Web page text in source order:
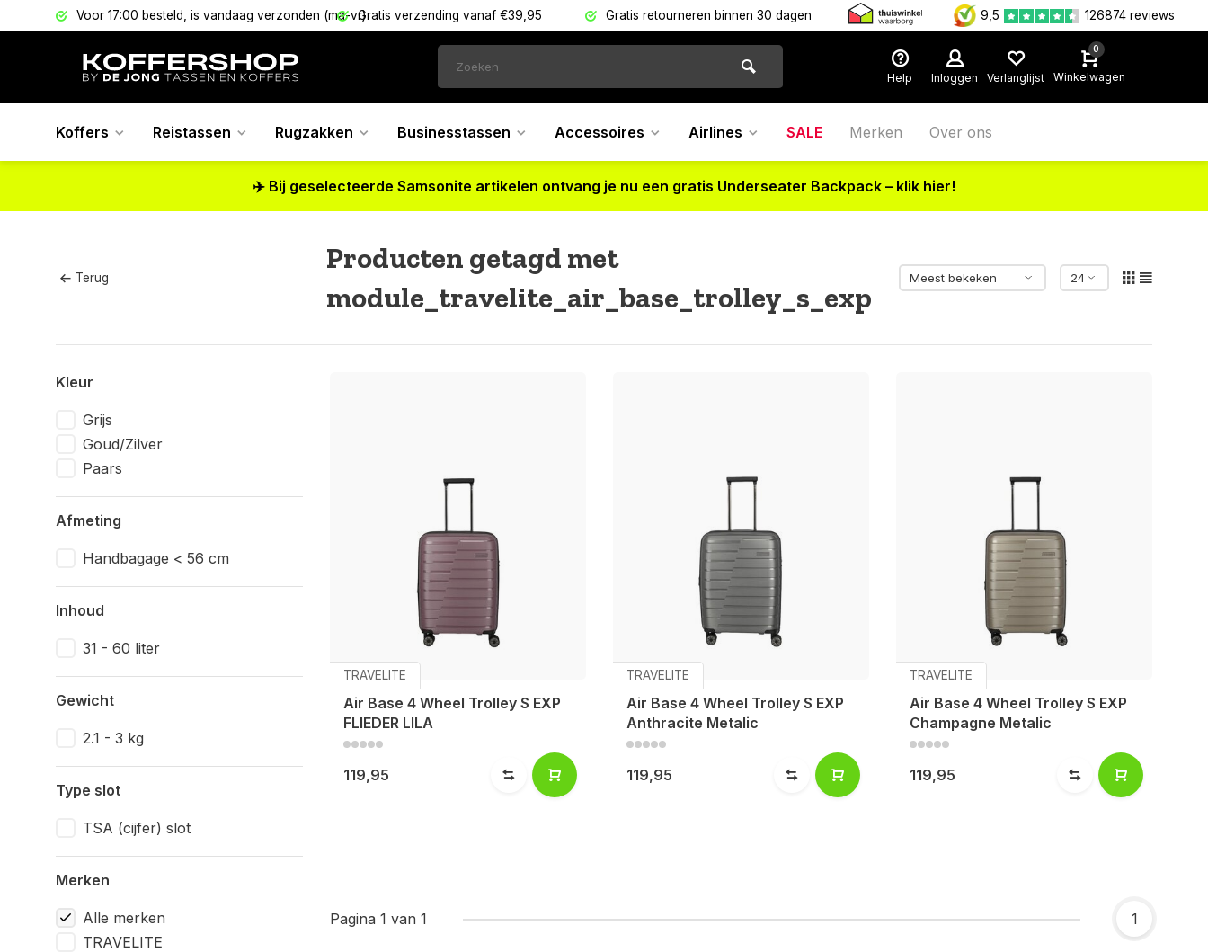
Voor 17:00 besteld, is vandaag verzonden (ma-vr)Gratis verzending vanaf €39,95 Gratis retourneren binnen 30 dagen 9,5 126874 reviews
Help Inloggen Verlanglijst
0
Winkelwagen
Koffers Reistassen Rugzakken Businesstassen Accessoires Airlines SALE Merken Over ons
✈️ Bij geselecteerde Samsonite artikelen ontvang je nu een gratis Underseater Backpack – klik hier!
Terug
Producten getagd met
module_travelite_air_base_trolley_s_exp
Kleur
Grijs
Goud/Zilver
Paars
Afmeting
Handbagage < 56 cm
Inhoud
31 - 60 liter
Gewicht
2.1 - 3 kg
Type slot
TSA (cijfer) slot
Merken
Alle merken
TRAVELITE
TRAVELITE
Air Base 4 Wheel Trolley S EXP
FLIEDER LILA
119,95
TRAVELITE
Air Base 4 Wheel Trolley S EXP
Anthracite Metalic
119,95
TRAVELITE
Air Base 4 Wheel Trolley S EXP
Champagne Metalic
119,95
Pagina 1 van 1 1